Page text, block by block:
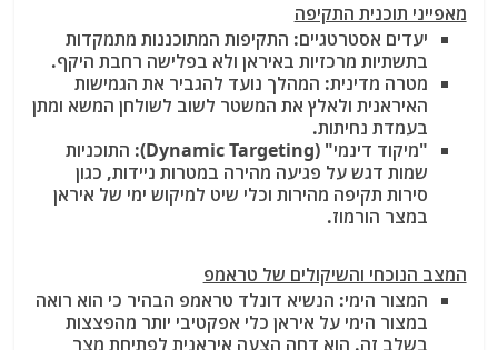
מאפייני תוכנית התקיפה
יעדים אסטרטגיים: התקיפות המתוכננות מתמקדות
בתשתיות מרכזיות באיראן ולא בפלישה רחבת היקף.
מטרה מדינית: המהלך נועד להגביר את הגמישות
האיראנית ולאלץ את המשטר לשוב לשולחן המשא ומתן
בעמדת נחיתות.
"מיקוד דינמי" (Dynamic Targeting): התוכניות
שמות דגש על פגיעה מהירה במטרות ניידות, כגון
סירות תקיפה מהירות וכלי שיט למיקוש ימי של איראן
במצר הורמוז.
המצב הנוכחי והשיקולים של טראמפ
המצור הימי: הנשיא דונלד טראמפ הבהיר כי הוא רואה
במצור הימי על איראן כלי אפקטיבי יותר מהפצצות
בשלב זה. הוא דחה הצעה איראנית לפתיחת מצר